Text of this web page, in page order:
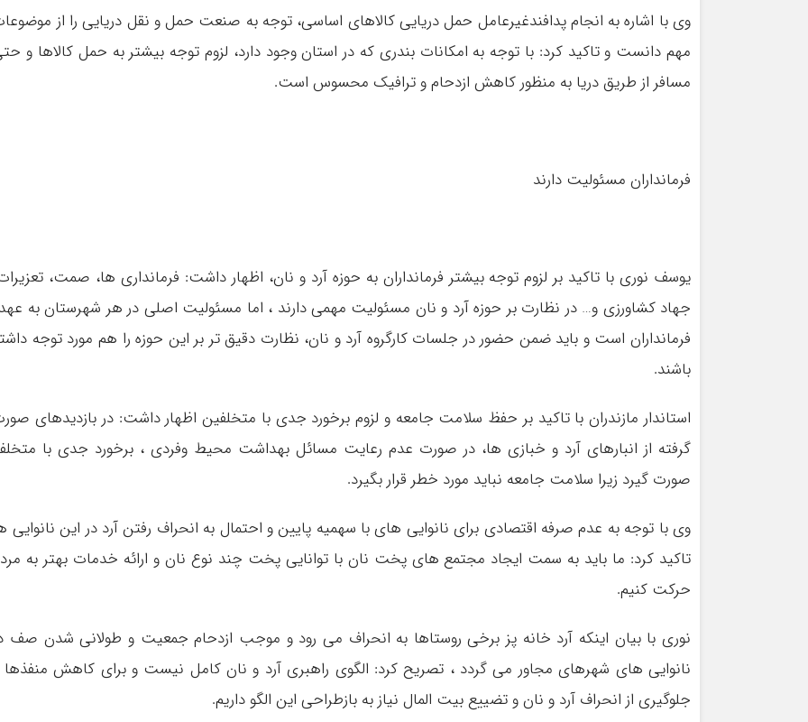
وی با اشاره به انجام پدافندغیرعامل حمل دریایی کالاهای اساسی، توجه به صنعت حمل و نقل دریایی را از
مهم دانست و تاکید کرد: با توجه به امکانات بندری که در استان وجود دارد، لزوم توجه بیشتر به حمل کالاها و
مسافر از طریق دریا به منظور کاهش ازدحام و ترافیک محسوس است.
فرمانداران مسئولیت دارند
یوسف نوری با تاکید بر لزوم توجه بیشتر فرمانداران به حوزه آرد و نان، اظهار داشت: فرمانداری ها، صمت،
جهاد کشاورزی و… در نظارت بر حوزه آرد و نان مسئولیت مهمی دارند ، اما مسئولیت اصلی در هر شهرستان به
فرمانداران است و باید ضمن حضور در جلسات کارگروه آرد و نان، نظارت دقیق تر بر این حوزه را هم مورد توجه
باشند.
استاندار مازندران با تاکید بر حفظ سلامت جامعه و لزوم برخورد جدی با متخلفین اظهار داشت: در بازدیدهای
گرفته از انبارهای آرد و خبازی ها، در صورت عدم رعایت مسائل بهداشت محیط وفردی ، برخورد جدی با
صورت گیرد زیرا سلامت جامعه نباید مورد خطر قرار بگیرد.
وی با توجه به عدم صرفه اقتصادی برای نانوایی های با سهمیه پایین و احتمال به انحراف رفتن آرد در این نانوایی
تاکید کرد: ما باید به سمت ایجاد مجتمع های پخت نان با توانایی پخت چند نوع نان و ارائه خدمات بهتر به
حرکت کنیم.
نوری با بیان اینکه آرد خانه پز برخی روستاها به انحراف می رود و موجب ازدحام جمعیت و طولانی شدن صف
نانوایی های شهرهای مجاور می گردد ، تصریح کرد: الگوی راهبری آرد و نان کامل نیست و برای کاهش منفذها
جلوگیری از انحراف آرد و نان و تضییع بیت المال نیاز به بازطراحی این الگو داریم.